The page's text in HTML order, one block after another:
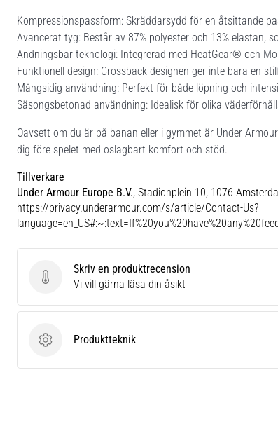
Kompressionspassform: Skräddarsydd för en åtsittande
Avancerat tyg: Består av 87% polyester och 13% elastan,
Andningsbar teknologi: Integrerad med HeatGear® och
Funktionell design: Crossback-designen ger inte bara en
Mångsidig användning: Perfekt för både löpning och
Säsongsbetonad användning: Idealisk för olika
Oavsett om du är på banan eller i gymmet är Under
dig före spelet med oslagbart komfort och stöd.
Tillverkare
Under Armour Europe B.V., Stadionplein 10, 1076
https://privacy.underarmour.com/s/article/Contact-Us?
Skriv en produktrecension
Skriv en produktrecension
Vi vill gärna läsa din åsikt
ProduktteknikProduktteknik